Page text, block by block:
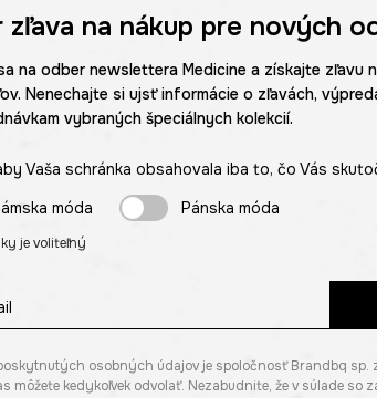
zľava na nákup pre nových
na odber newslettera Medicine a získajte zľavu
Nenechajte si ujsť informácie o zľavách,
vybraných špeciálnych kolekcií.
Vaša schránka obsahovala iba to, čo Vás
móda
Pánska móda
je voliteľný
osobných údajov je spoločnosť Brandbq sp.
môžete kedykoľvek odvolať. Nezabudnite, že v súlade so